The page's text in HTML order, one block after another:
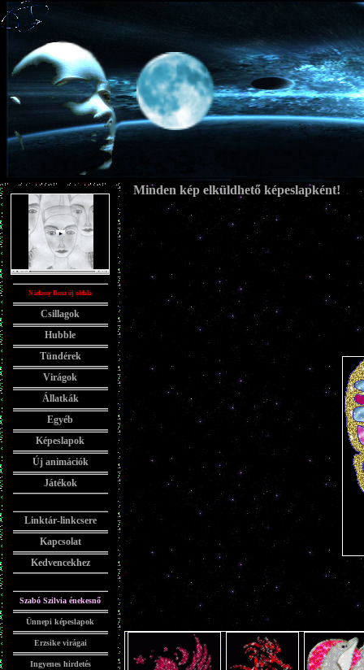
Nádassy Ilona új oldala
Csillagok
Hubble
Tündérek
Virágok
Állatkák
Egyéb
Képeslapok
Új animációk
Játékok
Linktár-linkcsere
Kapcsolat
Kedvencekhez
Szabó Szilvia énekesnő
Ünnepi képeslapok
Erzsike virágai
Ingyenes hirdetés
Minden kép elküldhető képeslapként!